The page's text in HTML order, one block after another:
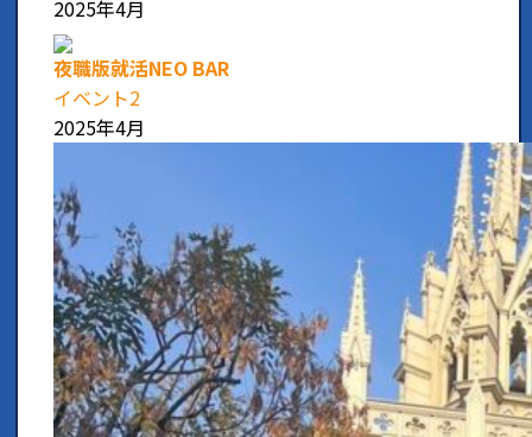
2025年4月
夜職版就活NEO BAR
イベント2
2025年4月